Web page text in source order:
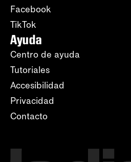
Facebook
TikTok
Ayuda
Centro de ayuda
Tutoriales
Accesibilidad
Privacidad
Contacto